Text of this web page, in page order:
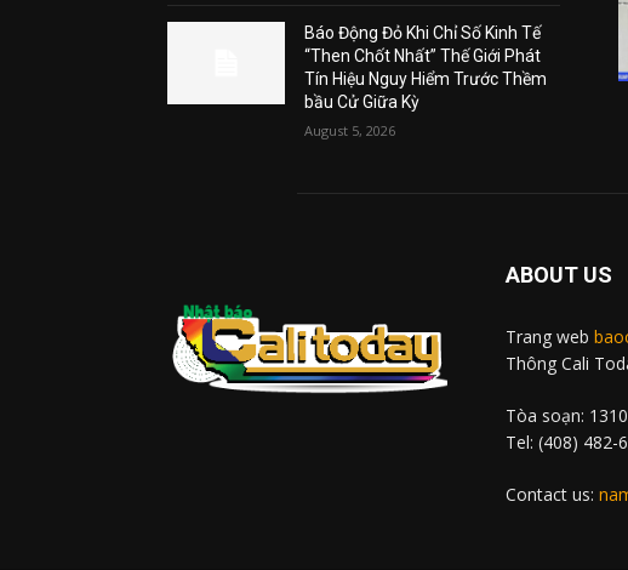
Báo Động Đỏ Khi Chỉ Số Kinh Tế
“Then Chốt Nhất” Thế Giới Phát
Tín Hiệu Nguy Hiểm Trước Thềm
bầu Cử Giữa Kỳ
August 5, 2026
ABOUT US
Trang web
Thông Cali
Tòa soạn:
Tel: (408)
Contact us: